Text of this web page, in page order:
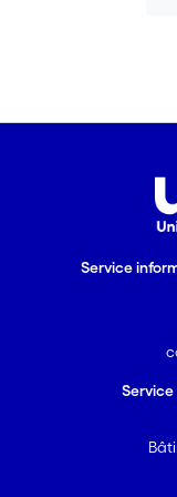
et
la
Service